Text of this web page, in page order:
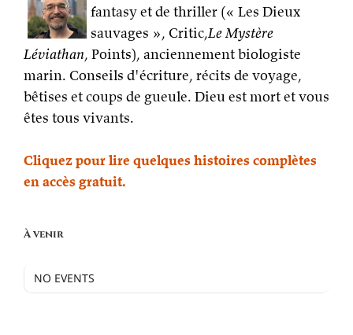
fantasy et de thriller (« Les Dieux
sauvages », Critic,Le Mystère
Léviathan, Points), anciennement biologiste
marin. Conseils d'écriture, récits de voyage,
bêtises et coups de gueule. Dieu est mort et vous
êtes tous vivants.
Cliquez pour lire quelques histoires complètes
en accès gratuit.
À venir
NO EVENTS